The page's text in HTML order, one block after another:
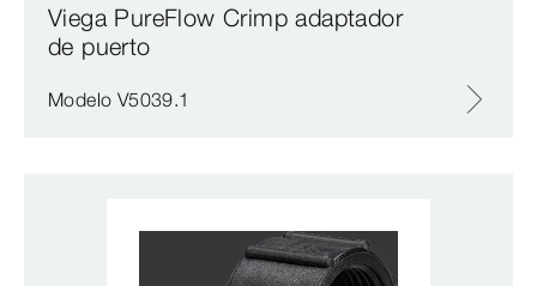
Viega PureFlow Crimp adaptador
de puerto
Modelo V5039.1